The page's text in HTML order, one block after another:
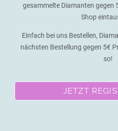
gesammelte Diamanten gegen
Shop
Einfach bei uns Bestellen,
nächsten Bestellung gegen 5€
so!
JETZT